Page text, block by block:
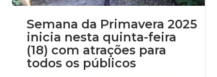
Semana da Primavera 2025
inicia nesta quinta-feira
(18) com atrações para
todos os públicos